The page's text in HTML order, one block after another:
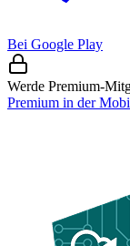
Bei Google Play
Werde Premium-
Premium in der